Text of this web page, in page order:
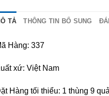
TẢ THÔNG TIN BỔ SUNG
Hàng: 337
xứ: Việt Nam
Hàng tối thiểu: 1 thùng 9 quả